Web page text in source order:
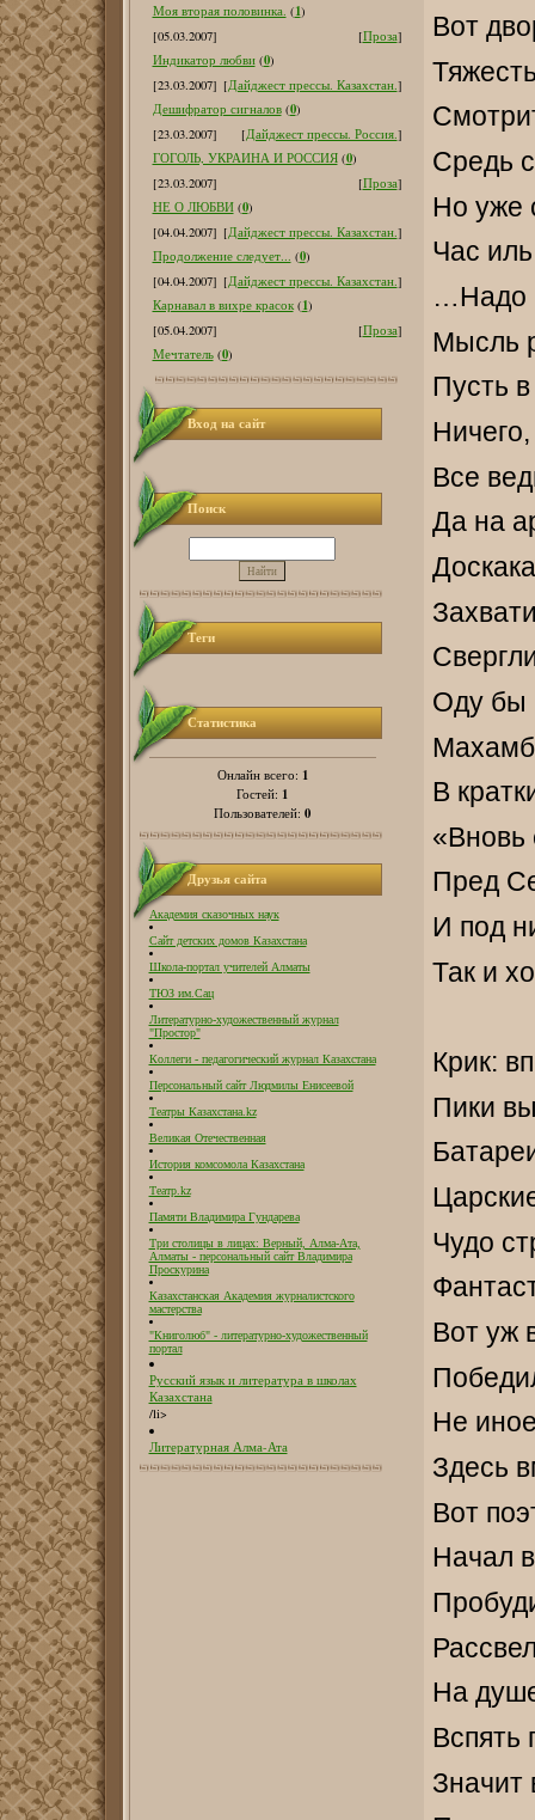
Моя вторая половинка. (1)
[05.03.2007]
[Проза]
Индикатор любви (0)
[23.03.2007] [Дайджест прессы. Казахстан.]
Дешифратор сигналов (0)
[23.03.2007]
[Дайджест прессы. Россия.]
ГОГОЛЬ, УКРАИНА И РОССИЯ (0)
[23.03.2007]
[Проза]
НЕ О ЛЮБВИ (0)
[04.04.2007] [Дайджест прессы. Казахстан.]
Продолжение следует... (0)
[04.04.2007] [Дайджест прессы. Казахстан.]
Карнавал в вихре красок (1)
[05.04.2007]
[Проза]
Мечтатель (0)
Вход на сайт
Поиск
Теги
Статистика
Онлайн всего: 1
Гостей: 1
Пользователей: 0
Друзья сайта
Академия сказочных наук
Сайт детских домов Казахстана
Школа-портал учителей Алматы
ТЮЗ им.Сац
Литературно-художественный журнал
"Простор"
Коллеги - педагогический журнал Казахстана
Персональный сайт Людмилы Енисеевой
Театры Казахстана.kz
Великая Отечественная
История комсомола Казахстана
Театр.kz
Памяти Владимира Гундарева
Три столицы в лицах: Верный, Алма-Ата,
Алматы - персональный сайт Владимира
Проскурина
Казахстанская Академия журналистского
мастерства
"Книголюб" - литературно-художественный
портал
Русский язык и литература в школах
Казахстана
/li>
Литературная Алма-Ата
Вот
Средь
Но уже
Час
…Надо
Мысль
Пусть
Все
Да на
Оду бы
В
«Вновь
Пред
И под
Так и
Крик:
Пики
Чудо
Вот уж
Не
Здесь
Вот
Начал
На
Вспять
Значит